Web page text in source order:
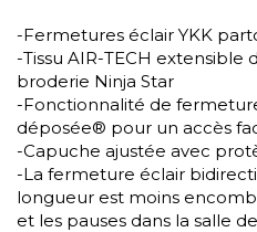
-Fermetures éclair YKK
-Tissu AIR-TECH extensible
broderie Ninja Star
-Fonctionnalité de
déposée® pour un accès
-Capuche ajustée avec
-La fermeture éclair
longueur est moins
et les pauses dans la salle